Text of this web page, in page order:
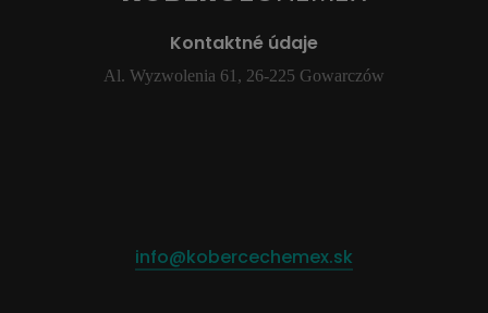
Kontaktné údaje
Al. Wyzwolenia 61, 26-225 Gowarczów
info@kobercechemex.sk